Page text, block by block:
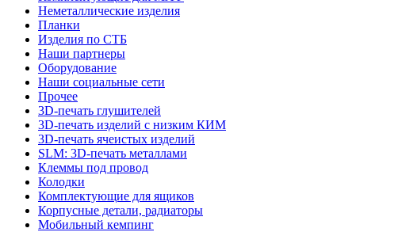
Неметаллические изделия
Планки
Изделия по СТБ
Наши партнеры
Оборудование
Наши социальные сети
Прочее
3D-печать глушителей
3D-печать изделий с низким КИМ
3D-печать ячеистых изделий
SLM: 3D-печать металлами
Клеммы под провод
Колодки
Комплектующие для ящиков
Корпусные детали, радиаторы
Мобильный кемпинг